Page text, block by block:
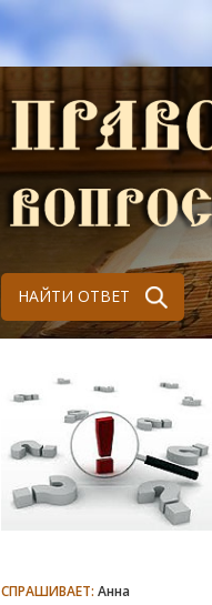
НАЙТИ ОТВЕТ
СПРАШИВАЕТ: Анна